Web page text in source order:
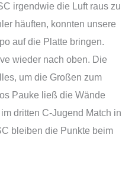
irgendwie die Luft raus zu
häuften, konnten unsere
auf die Platte bringen.
wieder nach oben. Die
um die Großen zum
Pauke ließ die Wände
dritten C-Jugend Match in
bleiben die Punkte beim